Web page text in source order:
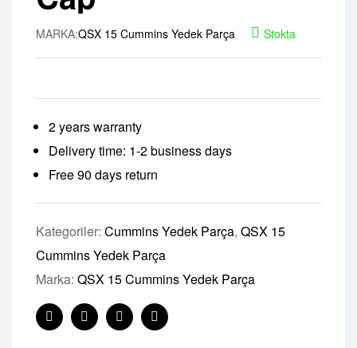
MARKA:QSX 15 Cummins Yedek Parça Stokta
2 years warranty
Delivery time: 1-2 business days
Free 90 days return
Kategoriler: Cummins Yedek Parça, QSX 15
Cummins Yedek Parça
Marka: QSX 15 Cummins Yedek Parça
FacebookTwitterLinkedinPinterest